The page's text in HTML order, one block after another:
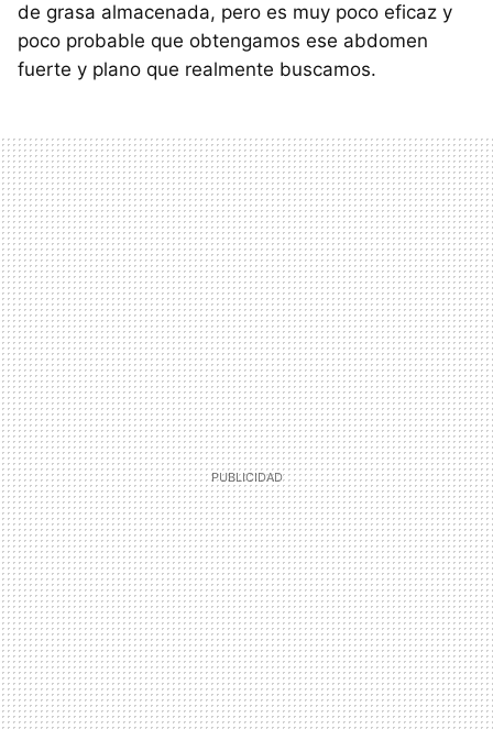
de grasa almacenada, pero es muy poco eficaz y
poco probable que obtengamos ese abdomen
fuerte y plano que realmente buscamos.